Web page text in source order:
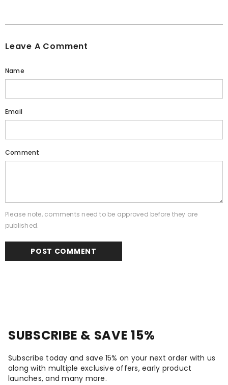
Leave A Comment
Name
Email
Comment
Please note, comments need to be approved before they are
published.
SUBSCRIBE & SAVE 15%
Subscribe today and save 15% on your next order with us
along with multiple exclusive offers, early product
launches, and many more.